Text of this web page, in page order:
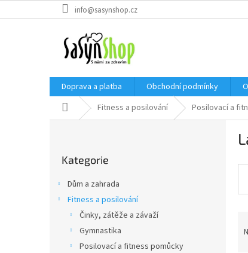
na
info@sasynshop.cz
Doprava a platba Obchodní podmínky
Domů Fitness a posilování Posilovací a
kategorie
Kategorie
Dům a zahrada
Fitness a posilování
Činky, zátěže a závaží
Gymnastika
Posilovací a fitness pomůcky